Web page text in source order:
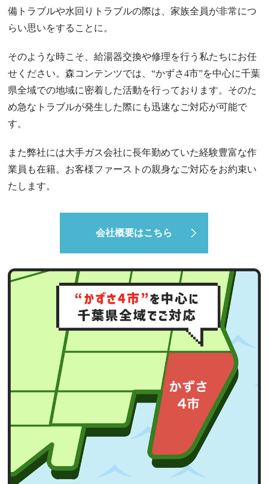
備トラブルや水回りトラブルの際は、家族全員が非常につ
らい思いをすることに。
そのような時こそ、給湯器交換や修理を行う私たちにお任
せください。森コンテンツでは、“かずさ4市”を中心に千葉
県全域での地域に密着した活動を行っております。そのた
め急なトラブルが発生した際にも迅速なご対応が可能で
す。
また弊社には大手ガス会社に長年勤めていた経験豊富な作
業員も在籍。お客様ファーストの親身なご対応をお約束い
たします。
会社概要はこちら